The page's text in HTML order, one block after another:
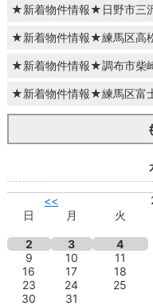
★新着物件情報★日野市三
★新着物件情報★練馬区高
★新着物件情報★調布市柴
★新着物件情報★練馬区富
<<
日
月 火
2
3 4
9
10 11
16
17 18
23
24 25
30
31